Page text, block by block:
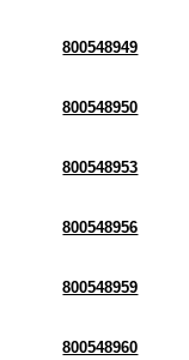
800548949
800548950
800548953
800548956
800548959
800548960